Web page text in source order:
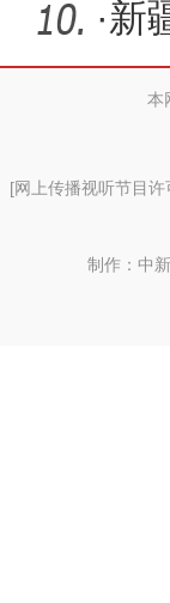
·新
本
[网上传播视听节目
制作：中